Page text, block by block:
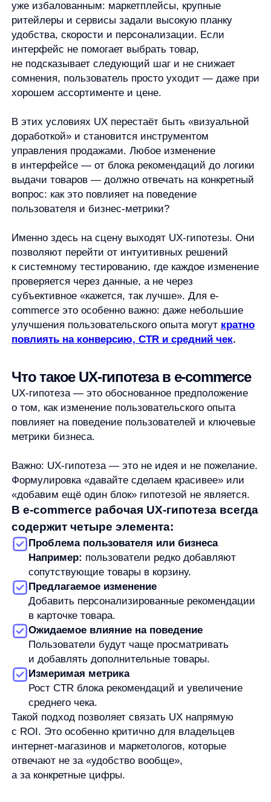
В этих условиях UX перестаёт быть «визуальной
доработкой» и становится инструментом
управления продажами. Любое изменение
в интерфейсе — от блока рекомендаций до логики
выдачи товаров — должно отвечать на конкретный
вопрос: как это повлияет на поведение
пользователя и бизнес-метрики?
Именно здесь на сцену выходят UX-гипотезы. Они
позволяют перейти от интуитивных решений
к системному тестированию, где каждое изменение
проверяется через данные, а не через
субъективное «кажется, так лучше». Для e-
commerce это особенно важно: даже небольшие
улучшения пользовательского опыта могуткратно
повлиять на конверсию, CTR и средний чек
Что такое UX-гипотеза в e-commerce
UX-гипотеза — это обоснованное предположение
повлияет на поведение пользователей и ключевые
метрики бизнеса.
Важно: UX-гипотеза — это не идея и не пожелание.
Формулировка «давайте сделаем красивее» или
«добавим ещё один блок» гипотезой не является.
В e-commerce рабочая UX-гипотеза всегда
Проблема пользователя или бизнеса
Например: пользователи редко добавляют
Предлагаемое изменение
Добавить персонализированные рекомендации
в карточке товара.
Пользователи будут чаще просматривать
и добавлять дополнительные товары.
Измеримая метрика
Рост CTR блока рекомендаций и увеличение
среднего чека.
Такой подход позволяет связать UX напрямую
с ROI. Это особенно критично для владельцев
интернет-магазинов и маркетологов, которые
отвечают не за «удобство вообще»,
а за конкретные цифры.
Почему большинство UX-гипотез в e-
commerce не срабатывают
На практике многие команды тестируют UX-
гипотезы, но не получают ощутимого эффекта.
Причины чаще всего одни и те же.
Во-первых, фокус смещается на косметические
изменения. Меняют цвета, шрифты или порядок
блоков, не затрагивая реальные пользовательские
сценарии. Такие изменения редко влияют
на продажи.
Во-вторых, гипотезы тестируются без чётких
метрик. Если заранее не определено, что именно
считается успехом, результаты невозможно